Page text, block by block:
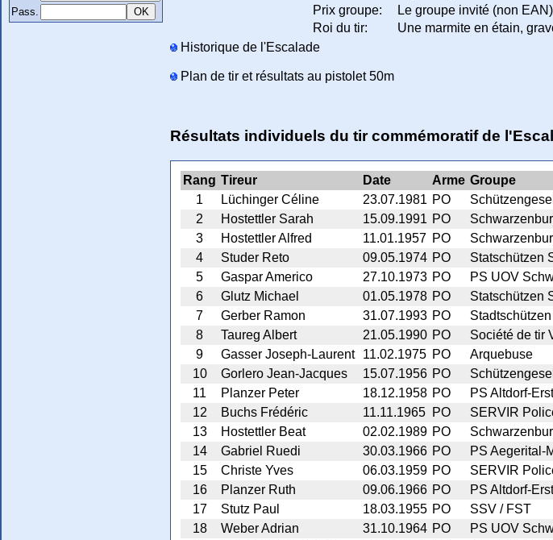
Pass.
Prix groupe:
Le groupe invité (non
Roi du tir:
Une marmite en étain,
Historique de l'Escalade
Plan de tir et résultats au pistolet 50m
Résultats individuels du tir commémoratif de
Rang Tireur Date Arme Groupe
1
Lüchinger Céline 23.07.1981 PO
2
Hostettler Sarah 15.09.1991 PO
3
Hostettler Alfred 11.01.1957 PO
4
Studer Reto 09.05.1974 PO Statschützen
5
Gaspar Americo 27.10.1973 PO PS UOV
6
Glutz Michael 01.05.1978 PO Statschützen
7
Gerber Ramon 31.07.1993 PO
8
Taureg Albert 21.05.1990 PO Société de tir
9
Gasser Joseph-Laurent 11.02.1975 PO Arquebuse
10
Gorlero Jean-Jacques 15.07.1956 PO
11
Planzer Peter 18.12.1958 PO PS Altdorf-
12
Buchs Frédéric 11.11.1965 PO SERVIR
13
Hostettler Beat 02.02.1989 PO
14
Gabriel Ruedi 30.03.1966 PO PS Aegerital-
15
Christe Yves 06.03.1959 PO SERVIR
16
Planzer Ruth 09.06.1966 PO PS Altdorf-
17
Stutz Paul 18.03.1955 PO SSV / FST
18
Weber Adrian 31.10.1964 PO PS UOV